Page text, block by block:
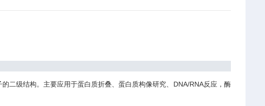
级结构。主要应用于蛋白质折叠、蛋白质构像研究、DNA/RNA反应，酶